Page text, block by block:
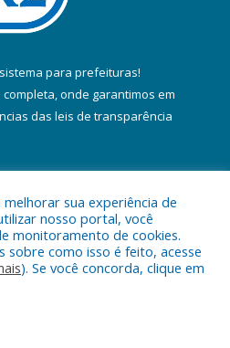
sistema para prefeituras!
completa, onde garantimos em
das leis de transparência
a Prefeitura Municipal de Colares.
Administrativa
sua experiência de
nosso portal, você
monitoramento de cookies.
sobre como isso é feito, acesse
). Se você concorda, clique em